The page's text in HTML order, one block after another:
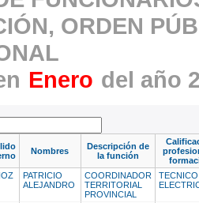
ORDEN
Enero del año
Nombres
Descripción de
la función
PATRICIO
ALEJANDRO
COORDINADOR
TERRITORIAL
PROVINCIAL
TECNICO